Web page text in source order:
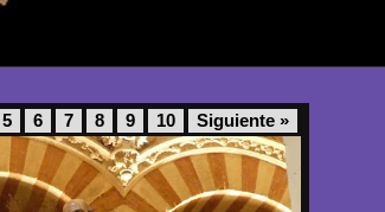
5 6 7 8 9 10 Siguiente »